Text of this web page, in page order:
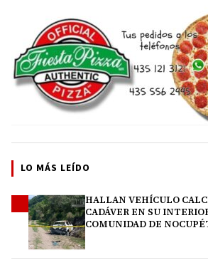
LO MÁS LEÍDO
HALLAN VEHÍCULO
CADÁVER EN SU
COMUNIDAD DE